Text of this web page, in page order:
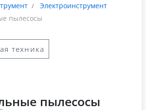
Электроинструмент
пылесосы
техника
пылесосы